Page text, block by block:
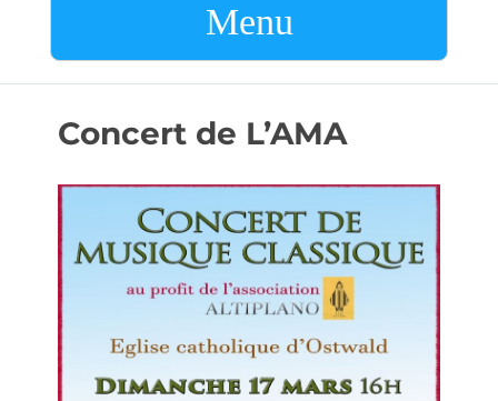
Menu
Concert de L’AMA